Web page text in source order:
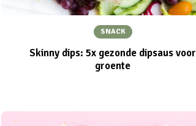
SNACK
Skinny dips: 5x gezonde dipsaus voor
groente